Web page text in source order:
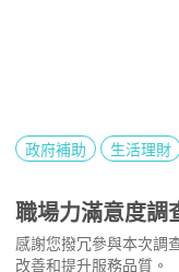
政府補助 生活理財
職場力滿意度調
感謝您撥冗參與本次調
改善和提升服務品質。